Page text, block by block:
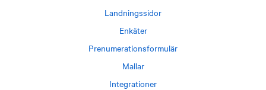
Landningssidor
Enkäter
Prenumerationsformulär
Mallar
Integrationer